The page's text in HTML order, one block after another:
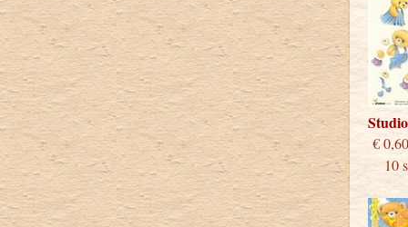
10